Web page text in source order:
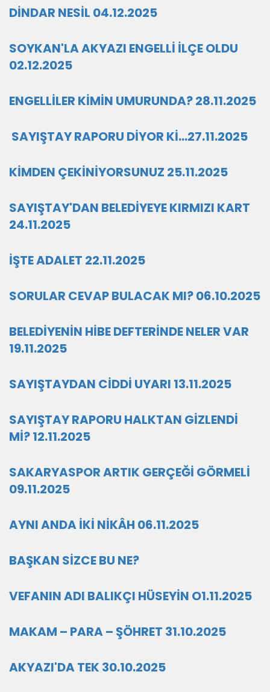
DİNDAR NESİL 04.12.2025
SOYKAN'LA AKYAZI ENGELLİ İLÇE OLDU
02.12.2025
ENGELLİLER KİMİN UMURUNDA? 28.11.2025
SAYIŞTAY RAPORU DİYOR Kİ…27.11.2025
KİMDEN ÇEKİNİYORSUNUZ 25.11.2025
SAYIŞTAY'DAN BELEDİYEYE KIRMIZI KART
24.11.2025
İŞTE ADALET 22.11.2025
SORULAR CEVAP BULACAK MI? 06.10.2025
BELEDİYENİN HİBE DEFTERİNDE NELER VAR
19.11.2025
SAYIŞTAYDAN CİDDİ UYARI 13.11.2025
SAYIŞTAY RAPORU HALKTAN GİZLENDİ
Mİ? 12.11.2025
SAKARYASPOR ARTIK GERÇEĞİ GÖRMELİ
09.11.2025
AYNI ANDA İKİ NİKÂH 06.11.2025
BAŞKAN SİZCE BU NE?
VEFANIN ADI BALIKÇI HÜSEYİN O1.11.2025
MAKAM – PARA – ŞÖHRET 31.10.2025
AKYAZI'DA TEK 30.10.2025